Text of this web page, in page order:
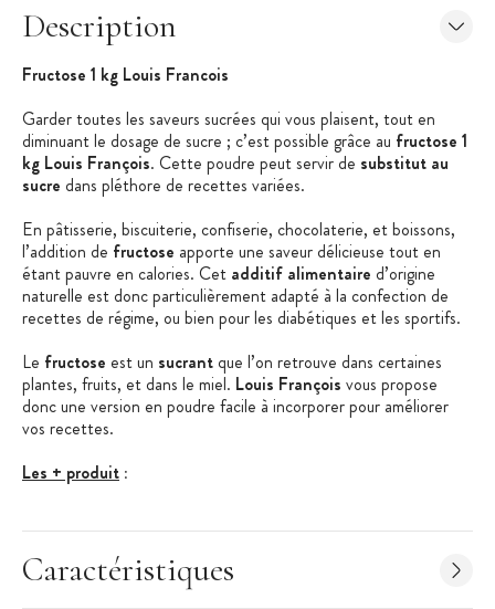
Description
Fructose 1 kg Louis Francois
Garder toutes les saveurs sucrées qui vous plaisent, tout en
diminuant le dosage de sucre ; c’est possible grâce au fructose 1
kg Louis François. Cette poudre peut servir de substitut au
sucre dans pléthore de recettes variées.
En pâtisserie, biscuiterie, confiserie, chocolaterie, et boissons,
l’addition de fructose apporte une saveur délicieuse tout en
étant pauvre en calories. Cet additif alimentaire d’origine
naturelle est donc particulièrement adapté à la confection de
recettes de régime, ou bien pour les diabétiques et les sportifs.
Le fructose est un sucrant que l’on retrouve dans certaines
plantes, fruits, et dans le miel. Louis François vous propose
donc une version en poudre facile à incorporer pour améliorer
vos recettes.
Les + produit :
Grand format
Caractéristiques